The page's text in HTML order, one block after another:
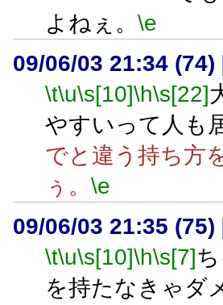
よねぇ。 \e
09/06/03 21:34 (74)
\t\u\s[10]\h\s[22]
やすいって人も
でと違う持ち方
ぅ。 \e
09/06/03 21:35 (75)
\t\u\s[10]\h\s[7]
を持たなきゃダ